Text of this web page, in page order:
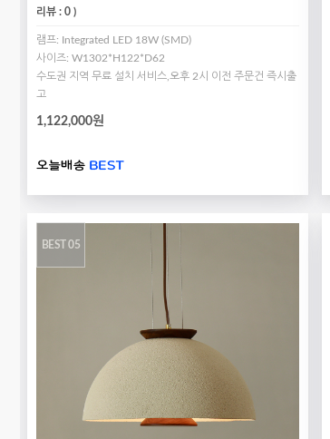
리뷰 : 0 )
램프: Integrated LED 18W (SMD)
사이즈: W1302*H122*D62
수도권 지역 무료 설치 서비스,오후 2시 이전 주문건 즉시출
고
1,122,000원
BEST 05